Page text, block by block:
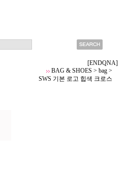
[ENDQNA]
BAG & SHOES > bag >
SWS 기본 로고 힙색 크로스